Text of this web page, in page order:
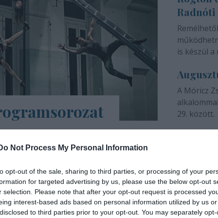
Not Process My Personal Information
opt-out of the sale, sharing to third parties, or processing of your
for targeted advertising by us, please use the below opt-out
selection. Please note that after your opt-out request is processed
interest-based ads based on personal information utilized by us
to third parties prior to your opt-out. You may separately
Háza e-Trafó elnevezésű
tartalmas, a digitális platformokon
online táncórák, live setek,
színházunk
Radnóti
is készül a
A Móricz
29. között.
INTERJÚ